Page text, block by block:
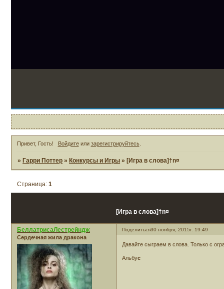
Привет, Гость! Войдитеили зарегистрируйтесь.
» Гарри Поттер » Конкурсы и Игры » [Игра в слова]†n¤
[Игра в слова]†n¤
Страница:1
Поделиться30 ноября, 2015г. 19:49
БеллатрисаЛестрейндж
Сердечная жила дракона
Давайте сыграем в слова. Только с
Альбус